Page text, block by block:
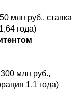
млн руб., ставка
года)
300 млн руб.,
1,1 года)